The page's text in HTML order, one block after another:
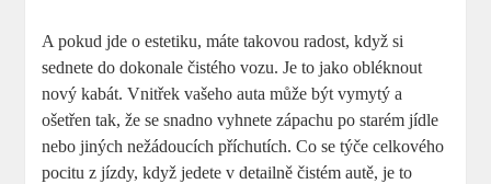
A pokud jde o‍ estetiku, máte takovou ‌radost, když si
sednete do dokonale čistého vozu. Je⁢ to jako obléknout
nový kabát. Vnitřek vašeho auta může⁣ být​ vymytý a
ošetřen tak, že ⁢se snadno vyhnete zápachu⁤ po starém jídle
nebo jiných nežádoucích příchutích. Co se týče⁣ celkového
⁢pocitu z jízdy, když jedete v detailně čistém autě,⁣ je to